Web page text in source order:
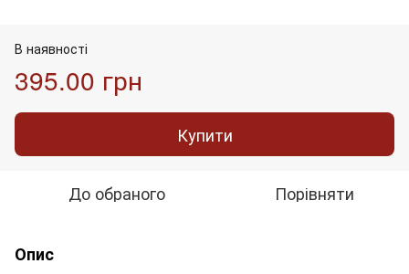
В наявності
395.00 грн
Купити
До обраного Порівняти
Опис